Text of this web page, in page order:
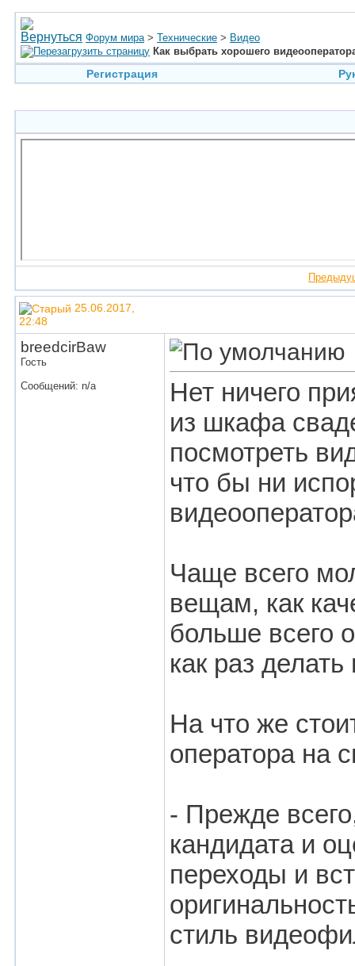
Форум мира > Технические > Видео
Как выбрать хорошего
Регистрация
25.06.2017,
22:48
breedcirBaw
Гость
Сообщений: n/a
Нет ничего
из шкафа
посмотреть
что бы ни
Чаще всего
вещам, как
больше всего
как раз делать
На что же
оператора на
- Прежде
кандидата и
переходы и
стиль